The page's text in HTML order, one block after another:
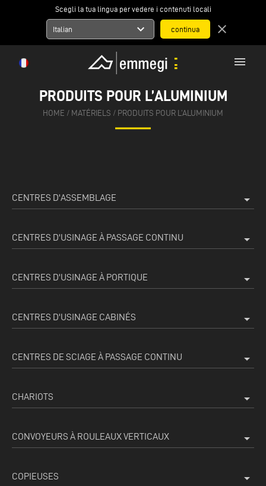
Scegli la tua lingua per vedere i contenuti locali
Italian expand_more close
menu
PRODUITS POUR L’ALUMINIUM
HOME / MATÉRIELS / PRODUITS POUR L’ALUMINIUM
CENTRES D'ASSEMBLAGE arrow_drop_down
CENTRES D'USINAGE À PASSAGE CONTINU arrow_drop_down
CENTRES D'USINAGE À PORTIQUE arrow_drop_down
CENTRES D'USINAGE CABINÉS arrow_drop_down
CENTRES DE SCIAGE À PASSAGE CONTINU arrow_drop_down
CHARIOTS arrow_drop_down
CONVOYEURS À ROULEAUX VERTICAUX arrow_drop_down
COPIEUSES arrow_drop_down